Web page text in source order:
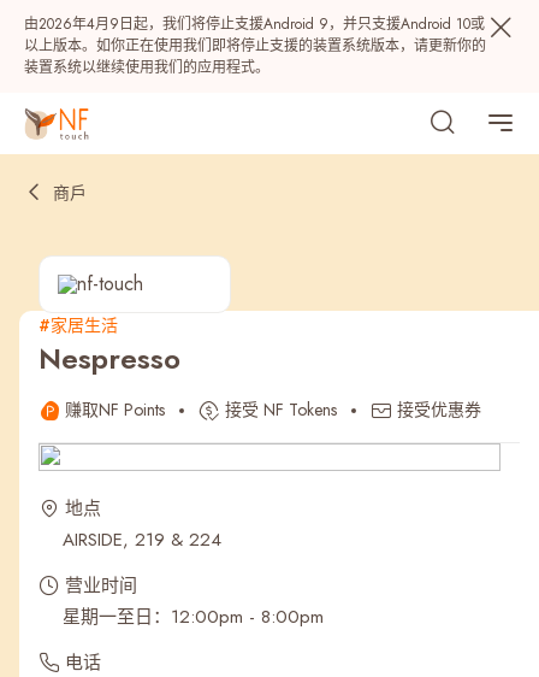
由2026年4月9日起，我们将停止支援Android 9，并只支援Android 10或
以上版本。如你正在使用我们即将停止支援的装置系统版本，请更新你的
装置系统以继续使用我们的应用程式。
热门
最近搜寻纪录
商戶
#家居生活
Nespresso
赚取NF Points 接受 NF Tokens 接受优惠券
地点
AIRSIDE, 219 & 224
营业时间
星期一至日：12:00pm - 8:00pm
电话